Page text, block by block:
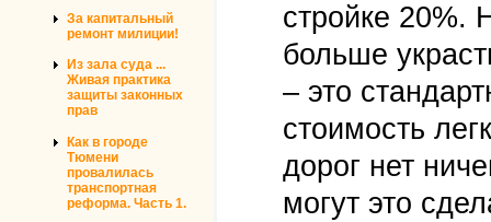
За капитальный
ремонт милиции!
Из зала суда ...
Живая практика
защиты законных
прав
Как в городе
Тюмени
провалилась
транспортная
реформа. Часть 1.
стройке 20%.
больше
– это
стоимость
дорог нет
могут это